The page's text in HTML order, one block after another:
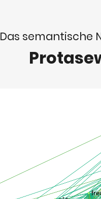
Das semantische